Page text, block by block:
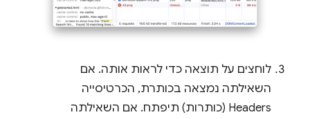
לוחצים על תוצאה כדי לראות אותה. אם
השאילתה נמצאה בכותרת, הכרטיסייה
Headers (כותרות) תיפתח. אם השאילתה